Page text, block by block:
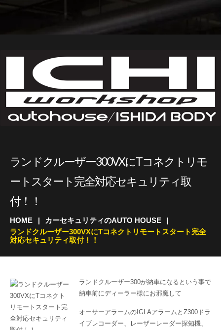
ランドクルーザー300VXにTコネクトリモ
ートスタート完全対応セキュリティ取
付！！
HOME
カーセキュリティのAUTO HOUSE
ランドクルーザー300VXにTコネクトリモートスタート完全
対応セキュリティ取付！！
ランドクルーザー300が納車になるという事で
納車前にディーラー様にお邪魔して
オーサーアラームのIGLAアラームとZ300ドラ
イブレコーダー、レーザーレーダー探知機、